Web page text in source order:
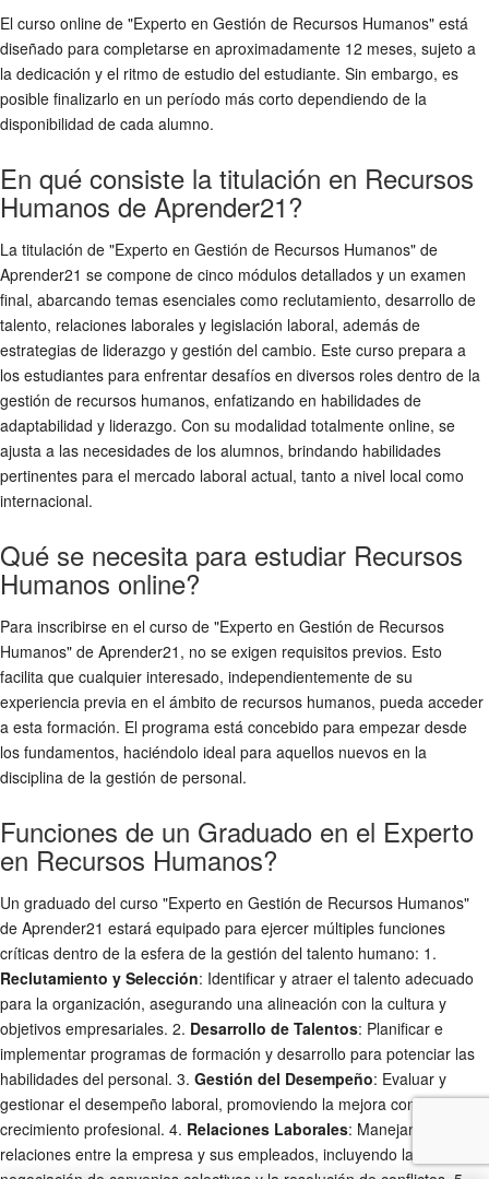
El curso online de "Experto en Gestión de Recursos Humanos" está
diseñado para completarse en aproximadamente 12 meses, sujeto a
la dedicación y el ritmo de estudio del estudiante. Sin embargo, es
posible finalizarlo en un período más corto dependiendo de la
disponibilidad de cada alumno.
En qué consiste la titulación en Recursos
Humanos de Aprender21?
La titulación de "Experto en Gestión de Recursos Humanos" de
Aprender21 se compone de cinco módulos detallados y un examen
final, abarcando temas esenciales como reclutamiento, desarrollo de
talento, relaciones laborales y legislación laboral, además de
estrategias de liderazgo y gestión del cambio. Este curso prepara a
los estudiantes para enfrentar desafíos en diversos roles dentro de la
gestión de recursos humanos, enfatizando en habilidades de
adaptabilidad y liderazgo. Con su modalidad totalmente online, se
ajusta a las necesidades de los alumnos, brindando habilidades
pertinentes para el mercado laboral actual, tanto a nivel local como
internacional.
Qué se necesita para estudiar Recursos
Humanos online?
Para inscribirse en el curso de "Experto en Gestión de Recursos
Humanos" de Aprender21, no se exigen requisitos previos. Esto
facilita que cualquier interesado, independientemente de su
experiencia previa en el ámbito de recursos humanos, pueda acceder
a esta formación. El programa está concebido para empezar desde
los fundamentos, haciéndolo ideal para aquellos nuevos en la
disciplina de la gestión de personal.
Funciones de un Graduado en el Experto
en Recursos Humanos?
Un graduado del curso "Experto en Gestión de Recursos Humanos"
de Aprender21 estará equipado para ejercer múltiples funciones
críticas dentro de la esfera de la gestión del talento humano: 1.
Reclutamiento y Selección: Identificar y atraer el talento adecuado
para la organización, asegurando una alineación con la cultura y
objetivos empresariales. 2. Desarrollo de Talentos: Planificar e
implementar programas de formación y desarrollo para potenciar las
habilidades del personal. 3. Gestión del Desempeño: Evaluar y
gestionar el desempeño laboral, promoviendo la mejora continua y el
crecimiento profesional. 4. Relaciones Laborales: Manejar las
relaciones entre la empresa y sus empleados, incluyendo la